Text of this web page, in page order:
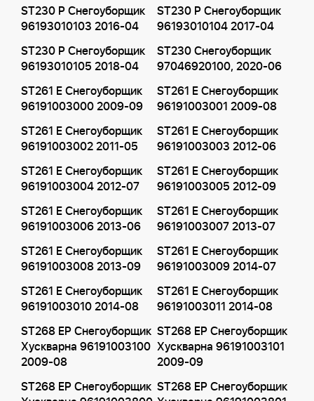
ST230 P Снегоуборщик
96193010103 2016-04
ST230 P Снегоуборщик
96193010104 2017-04
ST230 P Снегоуборщик
96193010105 2018-04
ST230 Снегоуборщик
97046920100, 2020-06
ST261 E Снегоуборщик
96191003000 2009-09
ST261 E Снегоуборщик
96191003001 2009-08
ST261 E Снегоуборщик
96191003002 2011-05
ST261 E Снегоуборщик
96191003003 2012-06
ST261 E Снегоуборщик
96191003004 2012-07
ST261 E Снегоуборщик
96191003005 2012-09
ST261 E Снегоуборщик
96191003006 2013-06
ST261 E Снегоуборщик
96191003007 2013-07
ST261 E Снегоуборщик
96191003008 2013-09
ST261 E Снегоуборщик
96191003009 2014-07
ST261 E Снегоуборщик
96191003010 2014-08
ST261 E Снегоуборщик
96191003011 2014-08
ST268 EP Снегоуборщик
Хускварна 96191003100
2009-08
ST268 EP Снегоуборщик
Хускварна 96191003101
2009-09
ST268 EP Снегоуборщик ST268 EP Снегоуборщик